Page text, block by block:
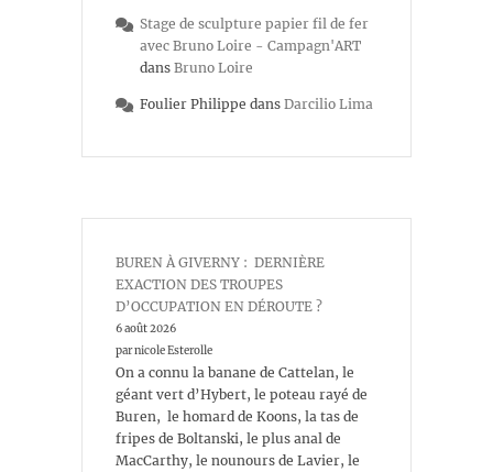
Stage de sculpture papier fil de fer
avec Bruno Loire - Campagn'ART
dans Bruno Loire
Foulier Philippe dans Darcilio Lima
BUREN À GIVERNY : DERNIÈRE
EXACTION DES TROUPES
D’OCCUPATION EN DÉROUTE ?
6 août 2026
par nicole Esterolle
On a connu la banane de Cattelan, le
géant vert d’Hybert, le poteau rayé de
Buren, le homard de Koons, la tas de
fripes de Boltanski, le plus anal de
MacCarthy, le nounours de Lavier, le